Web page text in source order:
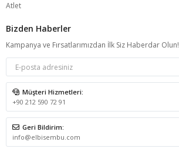
Atlet
Bizden Haberler
Kampanya ve Fırsatlarımızdan İlk Siz Haberdar Olun!
Müşteri Hizmetleri:
+90 212 590 72 91
Geri Bildirim:
info@elbisembu.com